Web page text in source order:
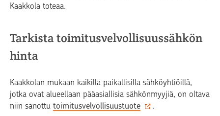
Kaakkola toteaa.
Tarkista toimitusvelvollisuussähkön
hinta
Kaakkolan mukaan kaikilla paikallisilla sähköyhtiöillä,
jotka ovat alueellaan pääasiallisia sähkönmyyjiä, on oltava
niin sanottu toimitusvelvollisuustuote .